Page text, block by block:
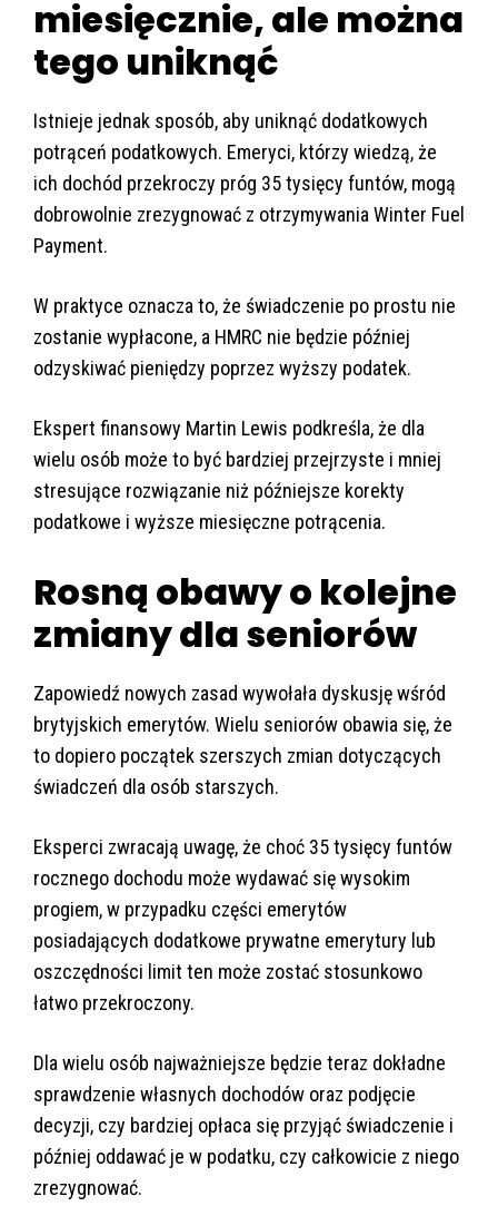
miesięcznie, ale można
tego uniknąć
Istnieje jednak sposób, aby uniknąć dodatkowych
potrąceń podatkowych. Emeryci, którzy wiedzą, że
ich dochód przekroczy próg 35 tysięcy funtów, mogą
dobrowolnie zrezygnować z otrzymywania Winter Fuel
Payment.
W praktyce oznacza to, że świadczenie po prostu nie
zostanie wypłacone, a HMRC nie będzie później
odzyskiwać pieniędzy poprzez wyższy podatek.
Ekspert finansowy Martin Lewis podkreśla, że dla
wielu osób może to być bardziej przejrzyste i mniej
stresujące rozwiązanie niż późniejsze korekty
podatkowe i wyższe miesięczne potrącenia.
Rosną obawy o kolejne
zmiany dla seniorów
Zapowiedź nowych zasad wywołała dyskusję wśród
brytyjskich emerytów. Wielu seniorów obawia się, że
to dopiero początek szerszych zmian dotyczących
świadczeń dla osób starszych.
Eksperci zwracają uwagę, że choć 35 tysięcy funtów
rocznego dochodu może wydawać się wysokim
progiem, w przypadku części emerytów
posiadających dodatkowe prywatne emerytury lub
oszczędności limit ten może zostać stosunkowo
łatwo przekroczony.
Dla wielu osób najważniejsze będzie teraz dokładne
sprawdzenie własnych dochodów oraz podjęcie
decyzji, czy bardziej opłaca się przyjąć świadczenie i
później oddawać je w podatku, czy całkowicie z niego
zrezygnować.